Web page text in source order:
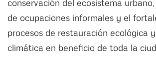
conservación del ecosistema
de ocupaciones informales y el
procesos de restauración ecológica
climática en beneficio de toda la